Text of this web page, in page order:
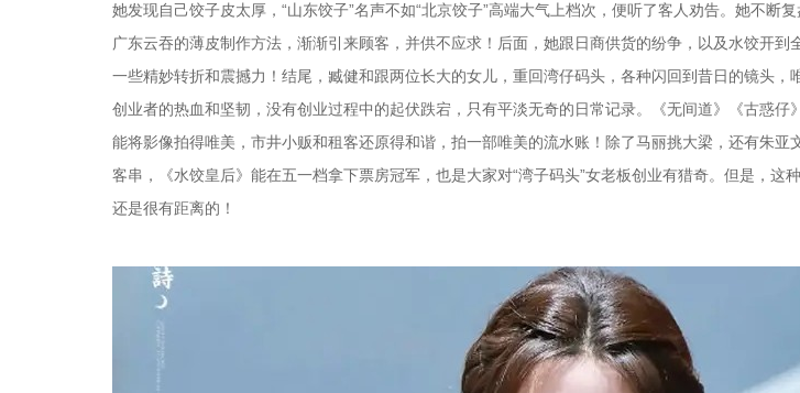
她发现自己饺子皮太厚，“山东饺子”名声不如“北京饺子”高端大气上档次，便听了客人劝告。她不断
广东云吞的薄皮制作方法，渐渐引来顾客，并供不应求！后面，她跟日商供货的纷争，以及水饺开到
一些精妙转折和震撼力！结尾，臧健和跟两位长大的女儿，重回湾仔码头，各种闪回到昔日的镜头，
创业者的热血和坚韧，没有创业过程中的起伏跌宕，只有平淡无奇的日常记录。《无间道》《古惑仔
能将影像拍得唯美，市井小贩和租客还原得和谐，拍一部唯美的流水账！除了马丽挑大梁，还有朱亚
客串，《水饺皇后》能在五一档拿下票房冠军，也是大家对“湾子码头”女老板创业有猎奇。但是，这
还是很有距离的！